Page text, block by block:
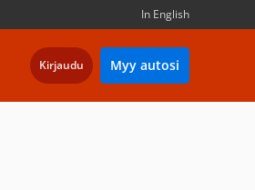
In English
Kirjaudu Myy autosi